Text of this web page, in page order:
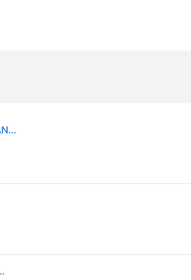
Lampe sur piquet LED Grasp, noir, hauteur 82 cm, IP44 - FRANDSEN - Design - Acier inoxydable - À ampoule unique
IP44 dimmable, noir, Inox, Design